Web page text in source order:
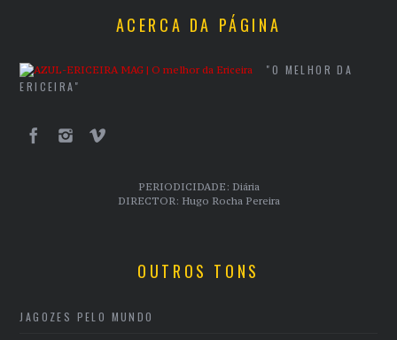
ACERCA DA PÁGINA
"O MELHOR DA
ERICEIRA"
PERIODICIDADE: Diária
DIRECTOR: Hugo Rocha Pereira
OUTROS TONS
JAGOZES PELO MUNDO